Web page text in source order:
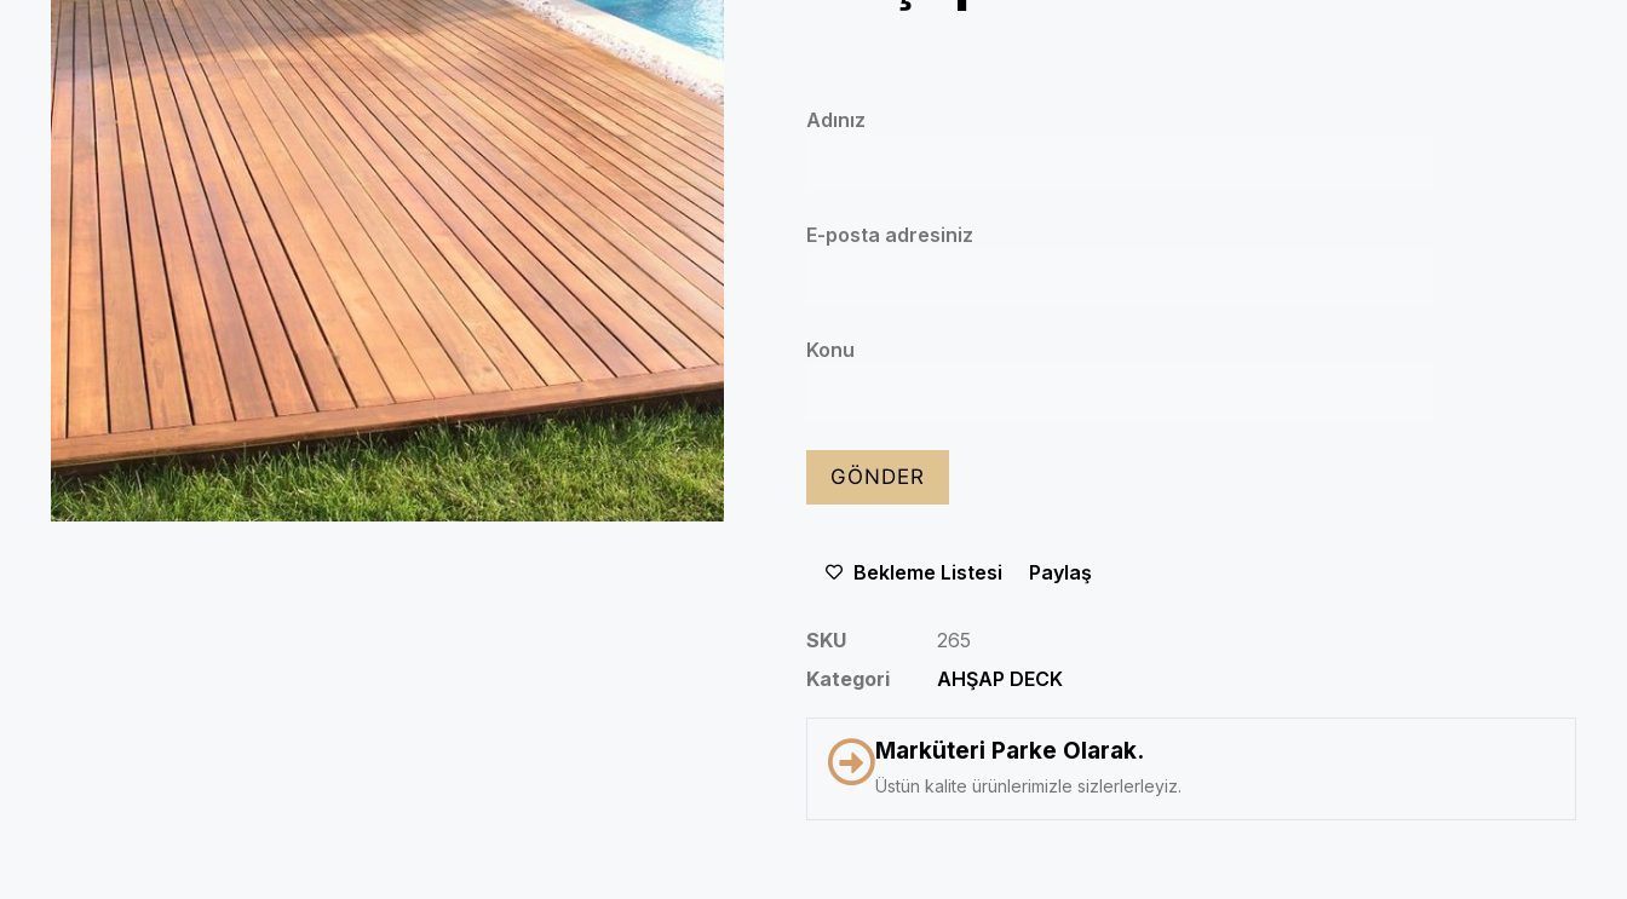
Adınız
E-posta adresiniz
Konu
Bekleme Listesi Paylaş
SKU
265
Kategori
AHŞAP DECK
Marküteri Parke Olarak.
Üstün kalite ürünlerimizle sizlerlerleyiz.